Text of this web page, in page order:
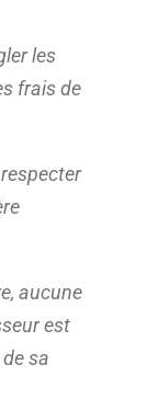
les
frais de
aucune
est
sa